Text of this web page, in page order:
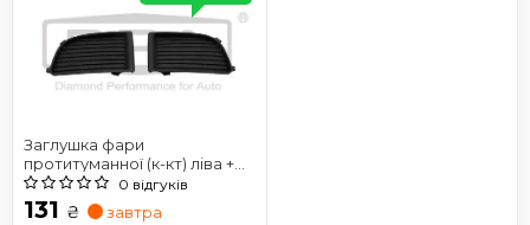
Заглушка фари
протитуманної (к-кт) ліва +
права
0 відгуків
131 ₴ завтра